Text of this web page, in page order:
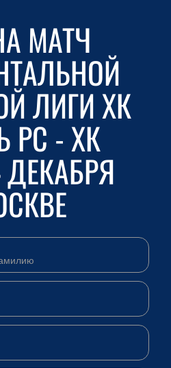
МАТЧ
ЛИГИ ХК
РС - ХК